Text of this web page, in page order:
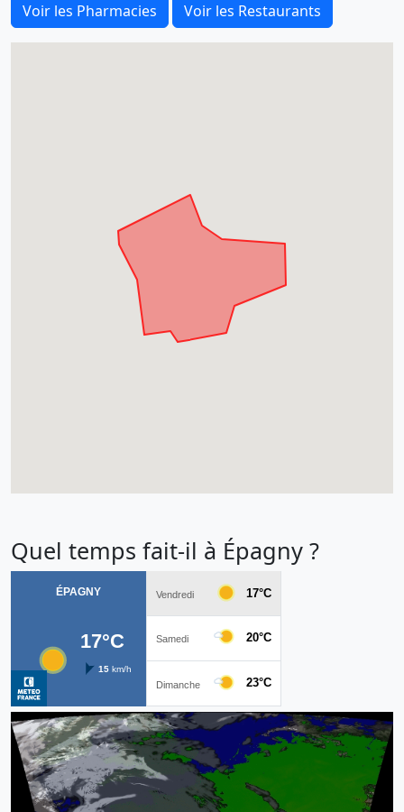
Voir les Pharmacies Voir les Restaurants
Quel temps fait-il à Épagny ?